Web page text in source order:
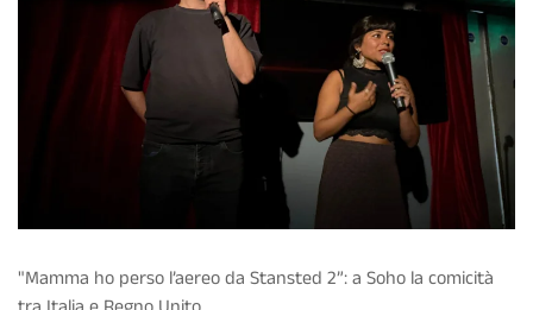
"Mamma ho perso l’aereo da Stansted 2”: a Soho la comicità